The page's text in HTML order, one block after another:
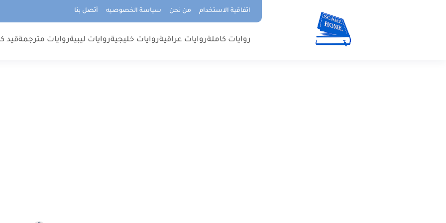
اتفاقية الاستخدام من نحن سياسة الخصوصيه أتصل بنا
روايات كاملةروايات عراقيةروايات خليجيةروايات ليبيةروايات مترجمةقيد